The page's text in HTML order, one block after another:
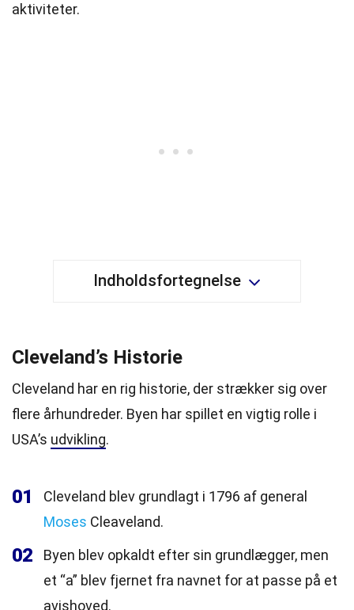
aktiviteter.
Indholdsfortegnelse
Cleveland’s Historie
Cleveland har en rig historie, der strækker sig over
flere århundreder. Byen har spillet en vigtig rolle i
USA’s udvikling.
01
Cleveland blev grundlagt i 1796 af general
Moses Cleaveland.
02
Byen blev opkaldt efter sin grundlægger, men
et “a” blev fjernet fra navnet for at passe på et
avishoved.